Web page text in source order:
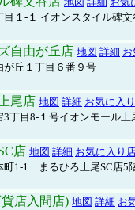
目１-１ イオンスタイル碑文
自由が丘店 地図 詳細
が丘１丁目６番９号
尾店 地図 詳細 お気に入
3丁目8-１号イオンモール上
店 地図 詳細 お気に入り
町1-1 まるひろ上尾SC店5
店入間店) 地図 詳細 お